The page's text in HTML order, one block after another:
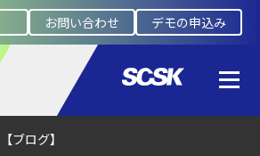
お問い合わせ デモの申込み
クラウドネイティブ時代に必要な対策の全体像
【ブログ】
セキュリティブリーフィング：
2026年6月
【ブログ】